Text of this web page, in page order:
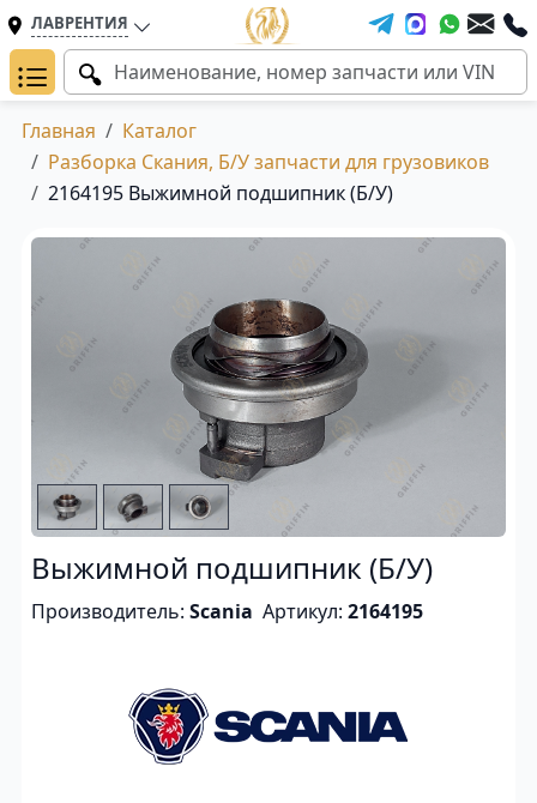
ЛАВРЕНТИЯ
Главная
Каталог
Разборка Скания, Б/У запчасти для грузовиков
2164195 Выжимной подшипник (Б/У)
Выжимной подшипник (Б/У)
Производитель: Scania Артикул: 2164195